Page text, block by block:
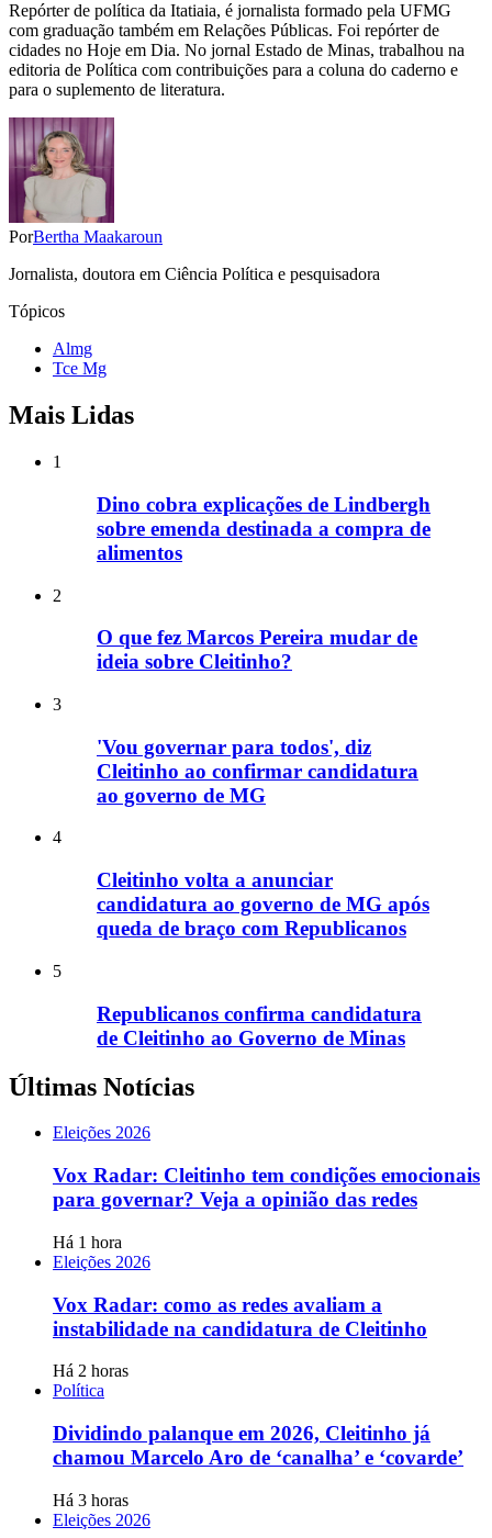
Repórter de política da Itatiaia, é jornalista formado pela UFMG
com graduação também em Relações Públicas. Foi repórter de
cidades no Hoje em Dia. No jornal Estado de Minas, trabalhou na
editoria de Política com contribuições para a coluna do caderno e
para o suplemento de literatura.
PorBertha Maakaroun
Jornalista, doutora em Ciência Política e pesquisadora
Tópicos
Almg
Tce Mg
Mais Lidas
1
Dino cobra explicações de Lindbergh
sobre emenda destinada a compra de
alimentos
2
O que fez Marcos Pereira mudar de
ideia sobre Cleitinho?
3
'Vou governar para todos', diz
Cleitinho ao confirmar candidatura
ao governo de MG
4
Cleitinho volta a anunciar
candidatura ao governo de MG após
queda de braço com Republicanos
5
Republicanos confirma candidatura
de Cleitinho ao Governo de Minas
Últimas Notícias
Eleições 2026
Vox Radar: Cleitinho tem condições emocionais
para governar? Veja a opinião das redes
Há 1 hora
Eleições 2026
Vox Radar: como as redes avaliam a
instabilidade na candidatura de Cleitinho
Há 2 horas
Política
Dividindo palanque em 2026, Cleitinho já
chamou Marcelo Aro de ‘canalha’ e ‘covarde’
Há 3 horas
Eleições 2026